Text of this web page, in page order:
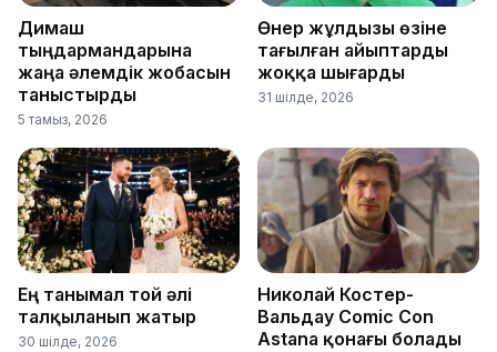
Димаш
тыңдармандарына
жаңа әлемдік жобасын
таныстырды
5 тамыз, 2026
Өнер жұлдызы өзіне
тағылған айыптарды
жоққа шығарды
31 шілде, 2026
Ең танымал той әлі
талқыланып жатыр
30 шілде, 2026
Николай Костер-
Вальдау Comic Con
Astana қонағы болады